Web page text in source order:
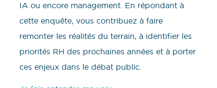
IA ou encore management. En répondant à
cette enquête, vous contribuez à faire
remonter les réalités du terrain, à identifier les
priorités RH des prochaines années et à porter
ces enjeux dans le débat public.